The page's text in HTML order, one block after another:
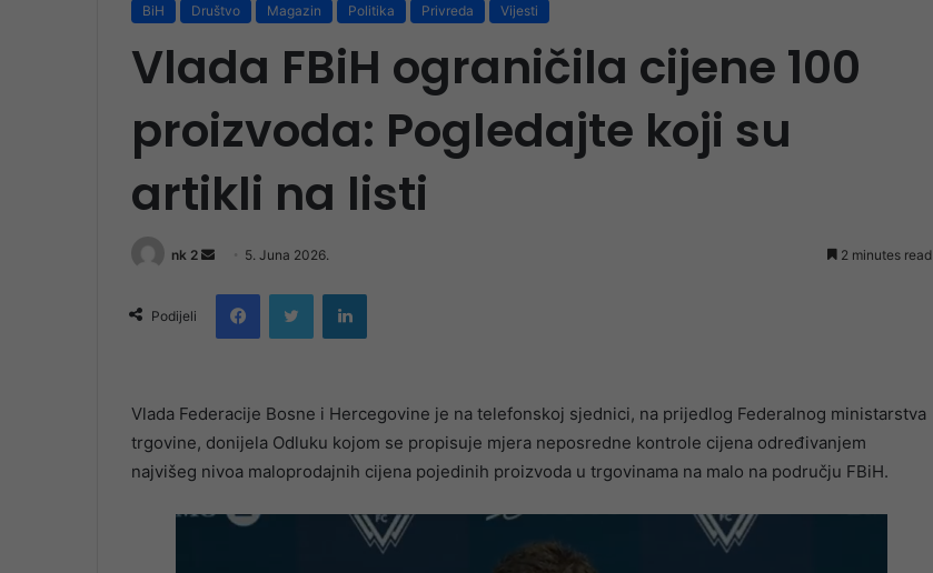
BiH Društvo Magazin Politika Privreda Vijesti
Vlada FBiH ograničila cijene 100
proizvoda: Pogledajte koji su
artikli na listi
nk 2
Send
email
5. Juna 2026. 2 minutes read
Podijeli
FacebookTwitter LinkedIn
Vlada Federacije Bosne i Hercegovine je na telefonskoj sjednici, na prijedlog Federalnog ministarstva
trgovine, donijela Odluku kojom se propisuje mjera neposredne kontrole cijena određivanjem
najvišeg nivoa maloprodajnih cijena pojedinih proizvoda u trgovinama na malo na području FBiH.